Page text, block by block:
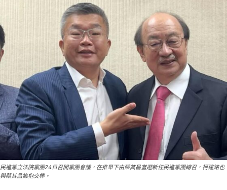
民進黨立法院黨團24日召開黨團會議，在推舉下由蔡其昌當選新任民進黨團總召，柯建銘也
與蔡其昌擁抱交棒。